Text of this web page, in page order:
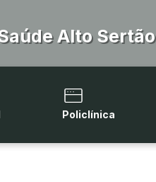
Alto Sertão
Policlínica